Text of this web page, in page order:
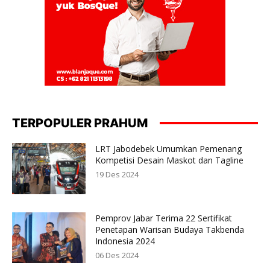
TERPOPULER PRAHUM
LRT Jabodebek Umumkan Pemenang
Kompetisi Desain Maskot dan Tagline
19 Des 2024
Pemprov Jabar Terima 22 Sertifikat
Penetapan Warisan Budaya Takbenda
Indonesia 2024
06 Des 2024